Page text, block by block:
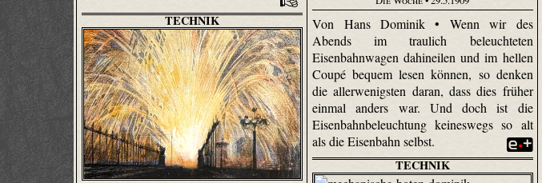
Von Hans Dominik • Wenn wir des
Abends im traulich beleuchteten
Eisenbahnwagen dahineilen und im hellen
Coupé bequem lesen können, so denken
die allerwenigsten daran, dass dies früher
einmal anders war. Und doch ist die
Eisenbahnbeleuchtung keineswegs so alt
als die Eisenbahn selbst.
TECHNIK
TECHNIK